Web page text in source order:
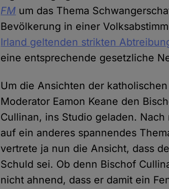
FM um das Thema
Bevölkerung in einer
Irland geltenden strikten
eine entsprechende gesetzliche
Um die Ansichten der
Moderator Eamon Keane den
Cullinan, ins Studio geladen.
auf ein anderes spannendes
vertrete ja nun die Ansicht, dass
Schuld sei. Ob denn Bischof
nicht ahnend, dass er damit ein